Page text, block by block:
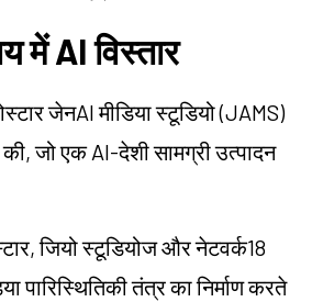
में AI विस्तार
जेनAI मीडिया स्टूडियो (JAMS)
जो एक AI-देशी सामग्री उत्पादन
जियो स्टूडियोज और नेटवर्क18
पारिस्थितिकी तंत्र का निर्माण करते